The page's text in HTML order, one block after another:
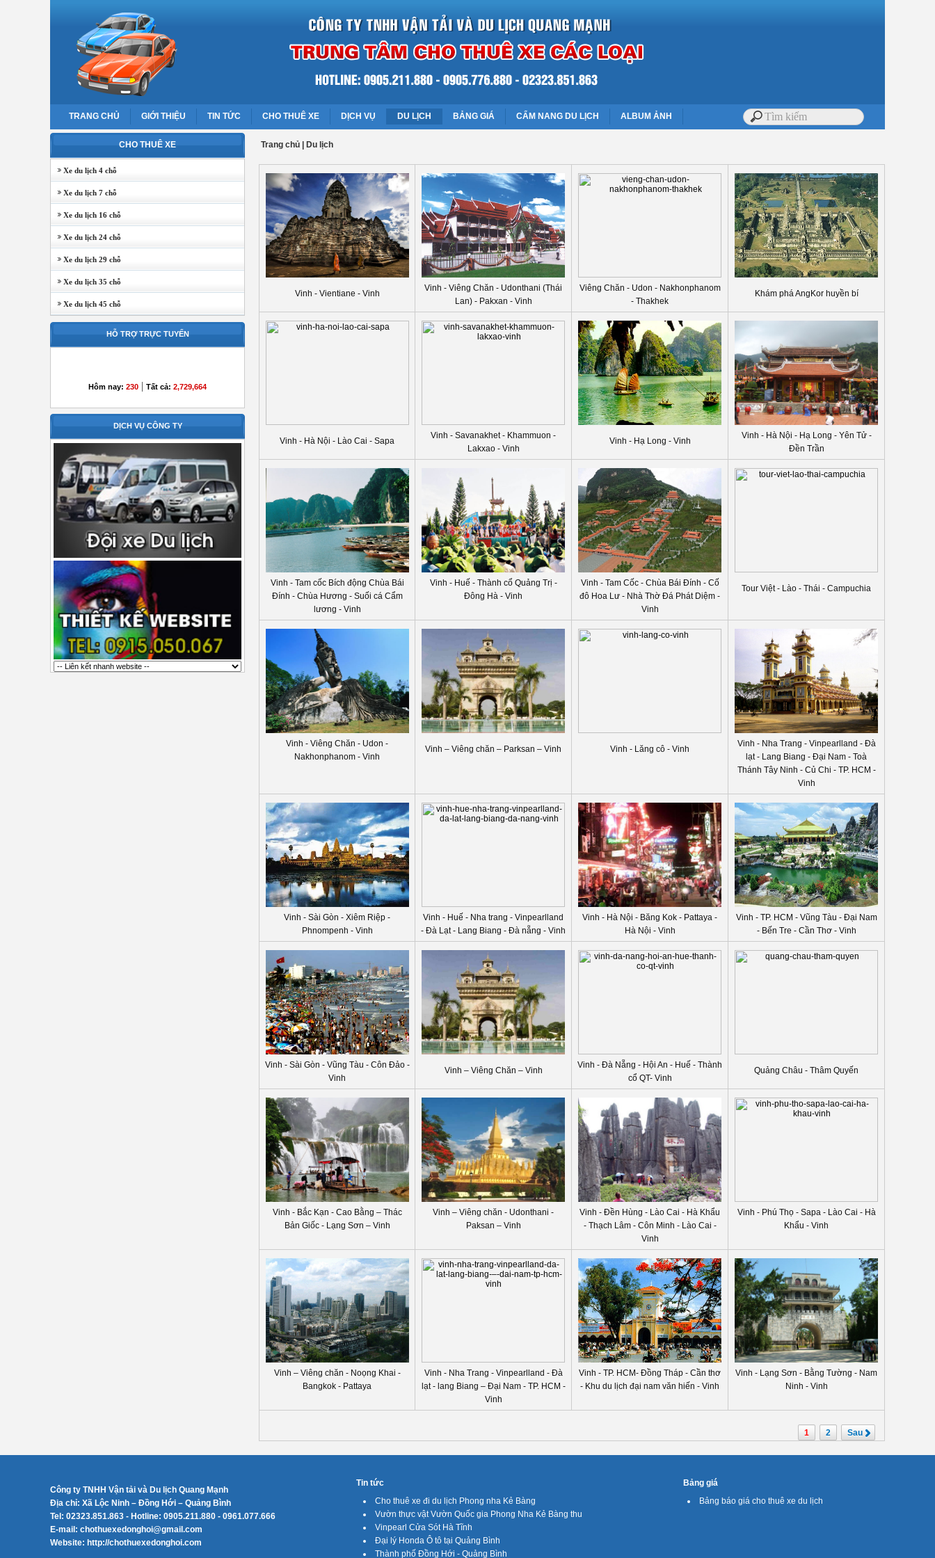
TRANG CHỦ GIỚI THIỆU TIN TỨC CHO THUÊ XE DỊCH VỤ DU LỊCH BẢNG GIÁ CẨM NANG DU LỊCH ALBUM ẢNH
CHO THUÊ XE
Xe du lịch 4 chỗ
Xe du lịch 7 chỗ
Xe du lịch 16 chỗ
Xe du lịch 24 chỗ
Xe du lịch 29 chỗ
Xe du lịch 35 chỗ
Xe du lịch 45 chỗ
HỖ TRỢ TRỰC TUYẾN
Hôm nay: 230 | Tất cả: 2,729,664
DỊCH VỤ CÔNG TY
Trang chủ Du lịch
Vinh - Vientiane - Vinh
Vinh - Viêng Chăn - Udonthani (Thái
Lan) - Pakxan - Vinh
Viêng Chăn - Udon - Nakhonphanom
- Thakhek
Khám phá AngKor huyền bí
Vinh - Hà Nội - Lào Cai - Sapa
Vinh - Savanakhet - Khammuon -
Lakxao - Vinh
Vinh - Hạ Long - Vinh
Vinh - Hà Nội - Hạ Long - Yên Tử -
Đền Trần
Vinh - Tam cốc Bích động Chùa Bái
Đính - Chùa Hương - Suối cá Cẩm
lương - Vinh
Vinh - Huế - Thành cổ Quảng Trị -
Đông Hà - Vinh
Vinh - Tam Cốc - Chùa Bái Đính - Cố
đô Hoa Lư - Nhà Thờ Đá Phát Diệm -
Vinh
Tour Việt - Lào - Thái - Campuchia
Vinh - Viêng Chăn - Udon -
Nakhonphanom - Vinh
Vinh – Viêng chăn – Parksan – Vinh Vinh - Lăng cô - Vinh
Vinh - Nha Trang - Vinpearlland - Đà
lạt - Lang Biang - Đại Nam - Toà
Thánh Tây Ninh - Củ Chi - TP. HCM -
Vinh
Vinh - Sài Gòn - Xiêm Riệp -
Phnompenh - Vinh
Vinh - Huế - Nha trang - Vinpearlland
- Đà Lạt - Lang Biang - Đà nẵng - Vinh
Vinh - Hà Nội - Băng Kok - Pattaya -
Hà Nội - Vinh
Vinh - TP. HCM - Vũng Tàu - Đại Nam
- Bến Tre - Cần Thơ - Vinh
Vinh - Sài Gòn - Vũng Tàu - Côn Đảo -
Vinh
Vinh – Viêng Chăn – Vinh
Vinh - Đà Nẵng - Hội An - Huế - Thành
cổ QT- Vinh
Quảng Châu - Thâm Quyến
Vinh - Bắc Kạn - Cao Bằng – Thác
Bản Giốc - Lạng Sơn – Vinh
Vinh – Viêng chăn - Udonthani -
Paksan – Vinh
Vinh - Đền Hùng - Lào Cai - Hà Khẩu
- Thạch Lâm - Côn Minh - Lào Cai -
Vinh
Vinh - Phú Thọ - Sapa - Lào Cai - Hà
Khẩu - Vinh
Vinh – Viêng chăn - Noọng Khai -
Bangkok - Pattaya
Vinh - Nha Trang - Vinpearlland - Đà
lạt - lang Biang – Đại Nam - TP. HCM -
Vinh
Vinh - TP. HCM- Đồng Tháp - Cần thơ
- Khu du lịch đại nam văn hiến - Vinh
Vinh - Lạng Sơn - Bằng Tường - Nam
Ninh - Vinh
1 2 Sau
Công ty TNHH Vận tải và Du lịch Quang Mạnh
Địa chỉ: Xã Lộc Ninh – Đồng Hới – Quảng Bình
Tel: 02323.851.863 - Hotline: 0905.211.880 - 0961.077.666
E-mail: chothuexedonghoi@gmail.com
Website: http://chothuexedonghoi.com
Tin tức
Cho thuê xe đi du lịch Phong nha Kẻ Bàng
Vườn thực vật Vườn Quốc gia Phong Nha Kẻ Bàng thu
Vinpearl Cửa Sót Hà Tĩnh
Đại lý Honda Ô tô tại Quảng Bình
Thành phố Đồng Hới - Quảng Bình
Bảng giá
Bảng báo giá cho thuê xe du lịch